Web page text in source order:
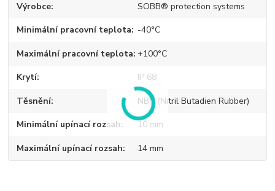
Výrobce SOBB® protection systems
Minimální pracovní teplota -40°C
Maximální pracovní teplota +100°C
Krytí IP 68
Těsnění NBR (Nitril Butadien Rubber)
Minimální upínací rozsah 10 mm
Maximální upínací rozsah 14 mm